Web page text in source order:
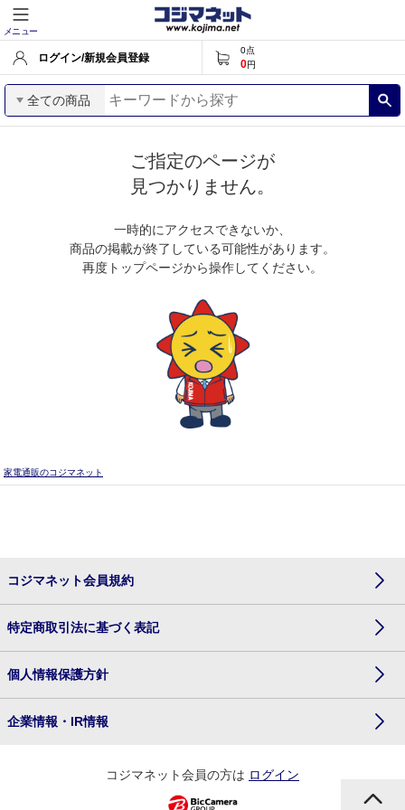
メニュー
ログイン/新規会員登録
0点
0円
全ての商品
ご指定のページが
見つかりません。
一時的にアクセスできないか、
商品の掲載が終了している可能性があります。
再度トップページから操作してください。
家電通販のコジマネット
コジマネット会員規約
特定商取引法に基づく表記
個人情報保護方針
企業情報・IR情報
コジマネット会員の方は ログイン